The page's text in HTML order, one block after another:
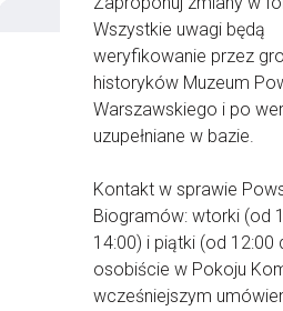
Wszystkie uwagi będą
weryfikowanie przez
historyków Muzeum
Warszawskiego i po
uzupełniane w bazie.
Kontakt w sprawie
Biogramów: wtorki (od
14:00) i piątki (od 12:00
osobiście w Pokoju
wcześniejszym